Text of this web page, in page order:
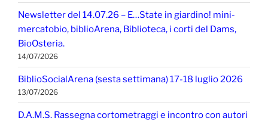
Newsletter del 14.07.26 – E…State in giardino! mini-
mercatobio, biblioArena, Biblioteca, i corti del Dams,
BioOsteria.
14/07/2026
BiblioSocialArena (sesta settimana) 17-18 luglio 2026
13/07/2026
D.A.M.S. Rassegna cortometraggi e incontro con autori